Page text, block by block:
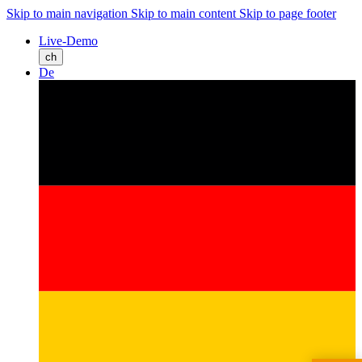
Skip to main navigation Skip to main content Skip to page footer
Live-Demo
ch
De